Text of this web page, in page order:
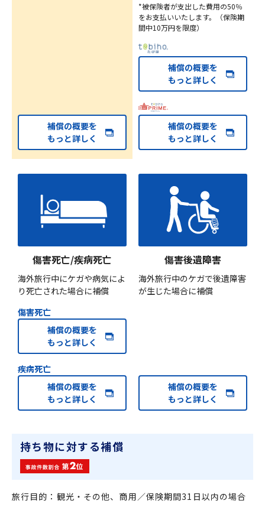
補償の概要を
もっと詳しく
*被保険者が支出した費用の50％
をお支払いいたします。（保険期
間中10万円を限度）
補償の概要を
もっと詳しく
補償の概要を
もっと詳しく
傷害死亡/疾病死亡
海外旅行中にケガや病気によ
り死亡された場合に補償
傷害死亡
補償の概要を
もっと詳しく
疾病死亡
補償の概要を
もっと詳しく
傷害後遺障害
海外旅行中のケガで後遺障害
が生じた場合に補償
補償の概要を
もっと詳しく
持ち物に対する補償
旅行目的：観光・その他、商用／保険期間31日以内の場合